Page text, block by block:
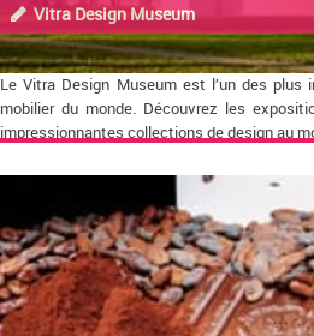
Vitra Design Museum
Le Vitra Design Museum est l’un des plus
mobilier du monde. Découvrez les
impressionnantes collections de design au